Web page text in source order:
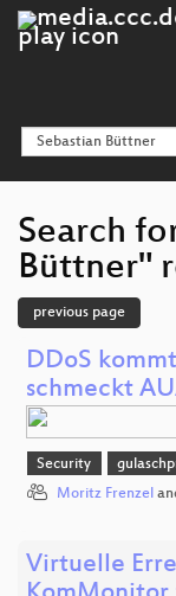
Search
Büttner"
previous page
DDoS
schmeckt
Security
Moritz Frenzel
Virtuelle